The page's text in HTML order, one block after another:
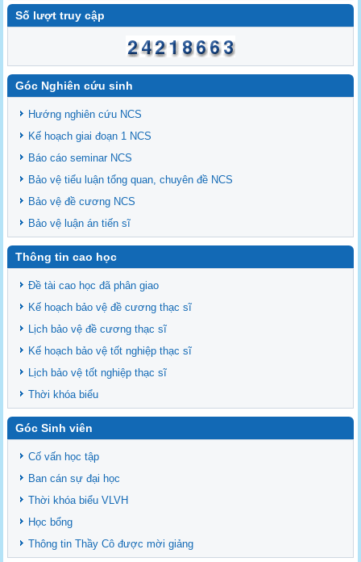
Số lượt truy cập
Góc Nghiên cứu sinh
Hướng nghiên cứu NCS
Kế hoạch giai đoạn 1 NCS
Báo cáo seminar NCS
Bảo vệ tiểu luận tổng quan, chuyên đề NCS
Bảo vệ đề cương NCS
Bảo vệ luận án tiến sĩ
Thông tin cao học
Đề tài cao học đã phân giao
Kế hoạch bảo vệ đề cương thạc sĩ
Lịch bảo vệ đề cương thạc sĩ
Kế hoạch bảo vệ tốt nghiệp thạc sĩ
Lịch bảo vệ tốt nghiệp thạc sĩ
Thời khóa biểu
Góc Sinh viên
Cố vấn học tập
Ban cán sự đại học
Thời khóa biểu VLVH
Học bổng
Thông tin Thầy Cô được mời giảng